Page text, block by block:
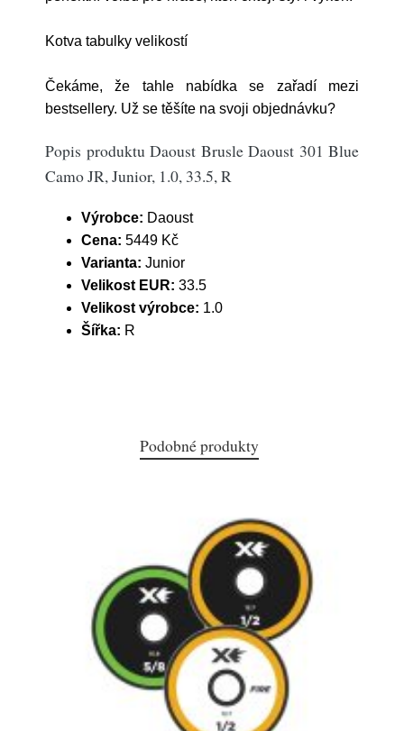
Kotva tabulky velikostí
Čekáme, že tahle nabídka se zařadí mezi
bestsellery. Už se těšíte na svoji objednávku?
Popis produktu Daoust Brusle Daoust 301 Blue
Camo JR, Junior, 1.0, 33.5, R
Výrobce: Daoust
Cena: 5449 Kč
Varianta: Junior
Velikost EUR: 33.5
Velikost výrobce: 1.0
Šířka: R
Podobné produkty